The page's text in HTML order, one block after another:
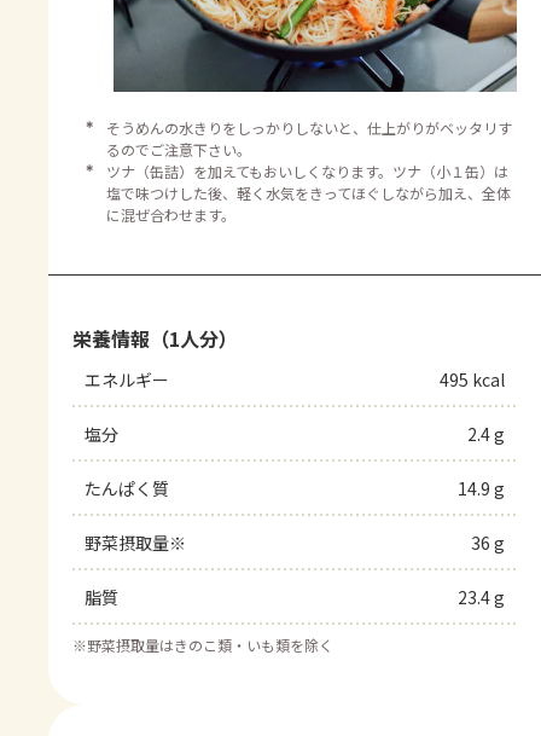
＊
そうめんの水きりをしっかりしないと、仕上がりがベッタリす
るのでご注意下さい。
＊
ツナ（缶詰）を加えてもおいしくなります。ツナ（小１缶）は
塩で味つけした後、軽く水気をきってほぐしながら加え、全体
に混ぜ合わせます。
栄養情報（1人分）
エネルギー 495 kcal
塩分 2.4 g
たんぱく質 14.9 g
野菜摂取量※ 36 g
脂質 23.4 g
※野菜摂取量はきのこ類・いも類を除く